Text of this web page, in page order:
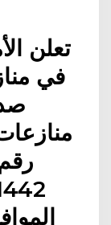
تعلن
في